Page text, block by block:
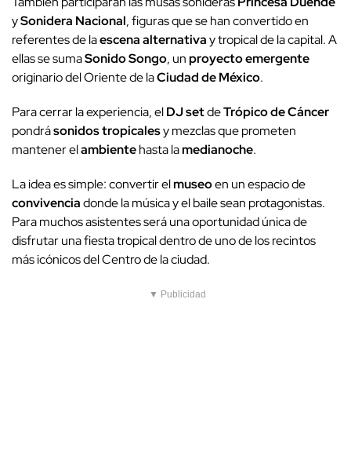
ySonidera Nacional, figuras que se han convertido en
referentes de laescena alternativay tropical de la capital. A
ellas se sumaSonido Songo, unproyecto emergente
originario del Oriente de laCiudad de México.
Para cerrar la experiencia, elDJ setdeTrópico de Cáncer
pondrásonidos tropicalesy mezclas que prometen
mantener elambientehasta lamedianoche.
La idea es simple: convertir elmuseoen un espacio de
convivenciadonde la música y el baile sean protagonistas.
Para muchos asistentes será una oportunidad única de
disfrutar una fiesta tropical dentro de uno de los recintos
más icónicos del Centro de la ciudad.
▼ Publicidad